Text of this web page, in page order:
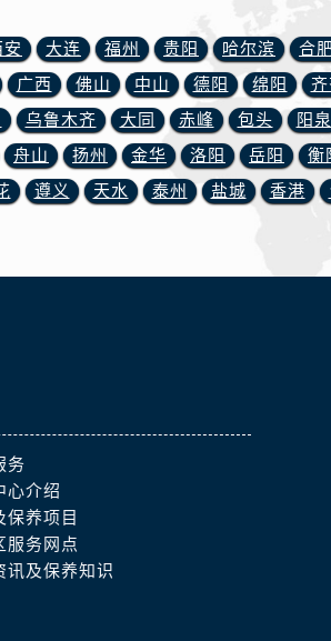
安 大连 福州 贵阳 哈尔滨 合
广西
佛山 中山 德阳 绵阳
乌鲁木齐 大同 赤峰 包头 阳泉
舟山
扬州 金华 洛阳 岳阳 衡
遵义 天水 泰州 盐城 香港
务
心介绍
保养项目
服务网点
讯及保养知识